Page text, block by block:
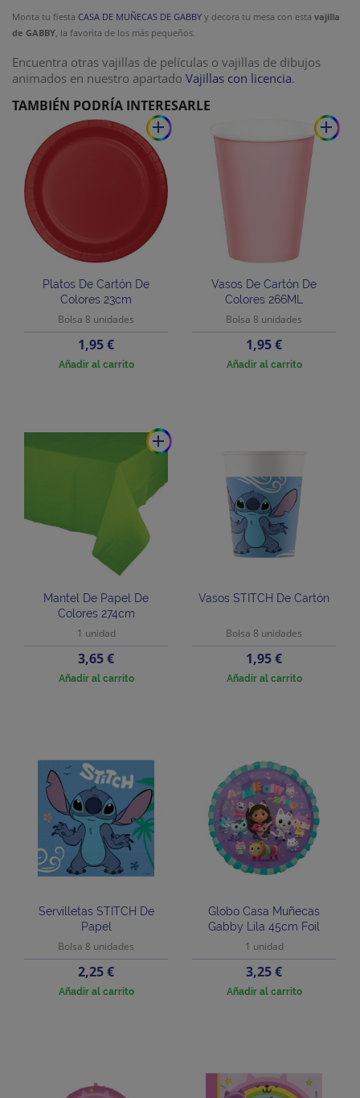
Monta tu fiesta CASA DE MUÑECAS DE GABBY y decora tu mesa con esta vajilla
de GABBY, la favorita de los más pequeños.
Encuentra otras vajillas de películas o vajillas de dibujos
animados en nuestro apartado Vajillas con licencia.
TAMBIÉN PODRÍA INTERESARLE
add
Platos De Cartón De
Colores 23cm
Bolsa 8 unidades
Precio
1,95 €
Añadir al carrito
add
Vasos De Cartón De
Colores 266ML
Bolsa 8 unidades
Precio
1,95 €
Añadir al carrito
add
Mantel De Papel De
Colores 274cm
1 unidad
Precio
3,65 €
Añadir al carrito
Vasos STITCH De Cartón
Bolsa 8 unidades
Precio
1,95 €
Añadir al carrito
Servilletas STITCH De
Papel
Bolsa 8 unidades
Precio
2,25 €
Añadir al carrito
Globo Casa Muñecas
Gabby Lila 45cm Foil
1 unidad
Precio
3,25 €
Añadir al carrito